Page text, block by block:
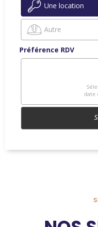
Une location
Autre
Préférence RDV
date